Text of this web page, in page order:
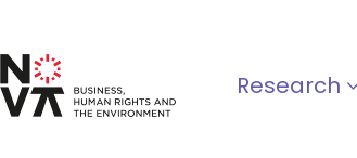
Research